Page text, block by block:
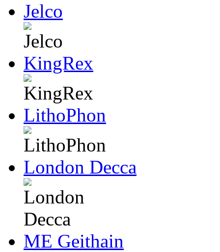
Jelco
KingRex
LithoPhon
London Decca
ME Geithain